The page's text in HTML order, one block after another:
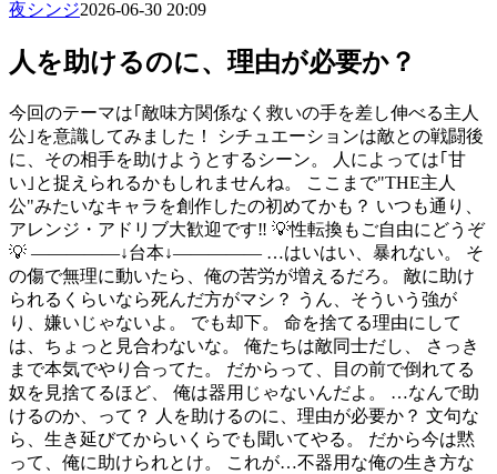
夜シンジ2026-06-30 20:09
人を助けるのに、理由が必要か？
今回のテーマは｢敵味方関係なく救いの手を差し伸べる主人
公｣を意識してみました！ シチュエーションは敵との戦闘後
に、その相手を助けようとするシーン。 人によっては｢甘
い｣と捉えられるかもしれませんね。 ここまで"THE主人
公"みたいなキャラを創作したの初めてかも？ いつも通り、
アレンジ・アドリブ大歓迎です‼️ 💡性転換もご自由にどうぞ
💡 ―――――↓台本↓――――― …はいはい、暴れない。 そ
の傷で無理に動いたら、俺の苦労が増えるだろ。 敵に助け
られるくらいなら死んだ方がマシ？ うん、そういう強が
り、嫌いじゃないよ。 でも却下。 命を捨てる理由にして
は、ちょっと見合わないな。 俺たちは敵同士だし、 さっき
まで本気でやり合ってた。 だからって、目の前で倒れてる
奴を見捨てるほど、 俺は器用じゃないんだよ。 …なんで助
けるのか、って？ 人を助けるのに、理由が必要か？ 文句な
ら、生き延びてからいくらでも聞いてやる。 だから今は黙
って、俺に助けられとけ。 これが…不器用な俺の生き方な